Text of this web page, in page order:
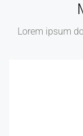
Lorem ipsum